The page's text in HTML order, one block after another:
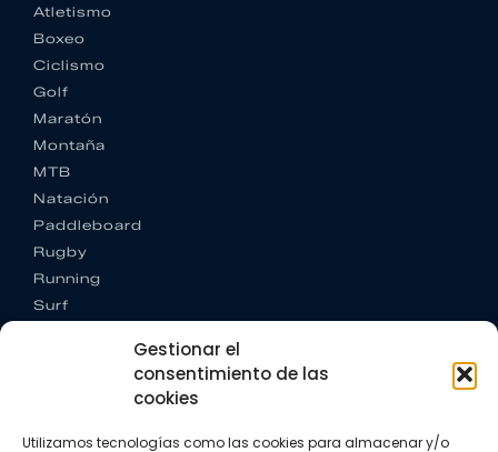
Gestionar el
consentimiento de las
cookies
Utilizamos tecnologías como las cookies para almacenar y/o
Atletismo
Boxeo
Ciclismo
Golf
Maratón
Montaña
MTB
Natación
Paddleboard
Rugby
Running
Surf
CONTACTO